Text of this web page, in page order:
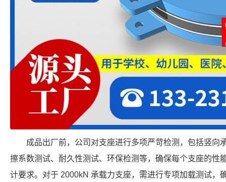
成品出厂前，公司对支座进行多项严苛检测，包括竖向
擦系数测试、耐久性测试、环保检测等，确保每个支座的性
计要求。对于 2000kN 承载力支座，需进行专项加载测试，